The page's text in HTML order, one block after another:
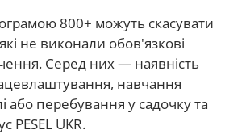
800+ можуть скасувати
не виконали обов'язкові
Серед них — наявність
навчання
або перебування у садочку та
PESEL UKR.